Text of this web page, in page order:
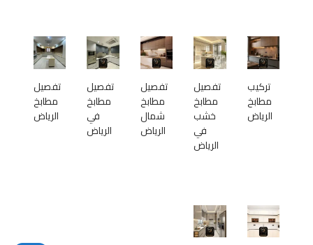
تركيب
مطابخ
الرياض
تفصيل
مطابخ
خشب
في
الرياض
تفصيل
مطابخ
شمال
الرياض
تفصيل
مطابخ
في
الرياض
تفصيل
مطابخ
الرياض